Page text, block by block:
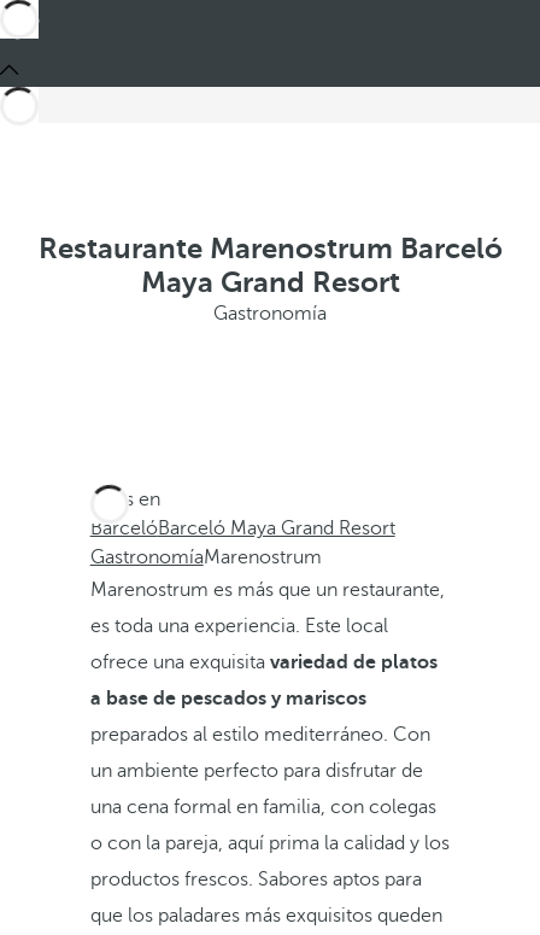
Restaurante Marenostrum Barceló
Maya Grand Resort
Gastronomía
Estás en
BarcelóBarceló Maya Grand Resort
GastronomíaMarenostrum
Marenostrum es más que un restaurante,
es toda una experiencia. Este local
ofrece una exquisita variedad de platos
a base de pescados y mariscos
preparados al estilo mediterráneo. Con
un ambiente perfecto para disfrutar de
una cena formal en familia, con colegas
o con la pareja, aquí prima la calidad y los
productos frescos. Sabores aptos para
que los paladares más exquisitos queden